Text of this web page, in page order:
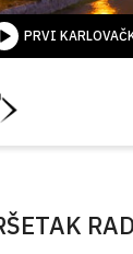
PRVI